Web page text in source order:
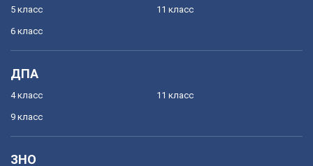
5 класс
6 класс
11 класс
ДПА
4 класс
9 класс
11 класс
ЗНО